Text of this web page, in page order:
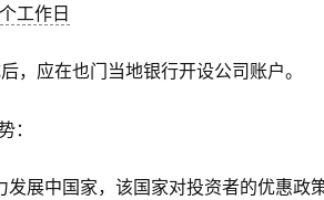
工作日
，应在也门当地银行开设公司账户。
：
发展中国家，该国家对投资者的优惠政